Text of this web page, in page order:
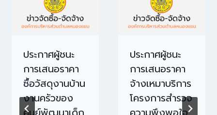
ประกาศผู้ชนะ
การเสนอราคา
ซื้อวัสดุงานบ้าน
งานครัวของ
ประกาศผู้ชนะ
การเสนอราคา
จ้างเหมาบริการ
โครงการสำรวจ